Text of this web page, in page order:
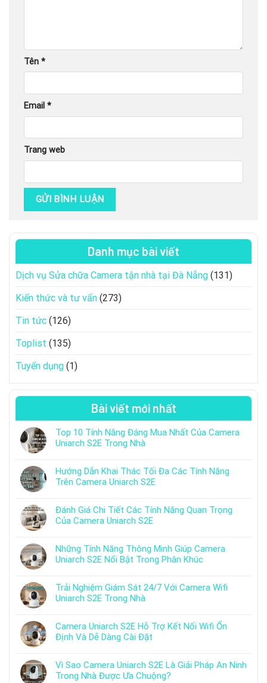
Tên *
Email *
Trang web
Danh mục bài viết
Dịch vụ Sửa chữa Camera tận nhà tại Đà Nẵng (131)
Kiến thức và tư vấn (273)
Tin tức (126)
Toplist (135)
Tuyển dụng (1)
Bài viết mới nhất
Top 10 Tính Năng Đáng Mua Nhất Của Camera
Uniarch S2E Trong Nhà
Hướng Dẫn Khai Thác Tối Đa Các Tính Năng
Trên Camera Uniarch S2E
Đánh Giá Chi Tiết Các Tính Năng Quan Trọng
Của Camera Uniarch S2E
Những Tính Năng Thông Minh Giúp Camera
Uniarch S2E Nổi Bật Trong Phân Khúc
Trải Nghiệm Giám Sát 24/7 Với Camera Wifi
Uniarch S2E Trong Nhà
Camera Uniarch S2E Hỗ Trợ Kết Nối Wifi Ổn
Định Và Dễ Dàng Cài Đặt
Vì Sao Camera Uniarch S2E Là Giải Pháp An Ninh
Trong Nhà Được Ưa Chuộng?